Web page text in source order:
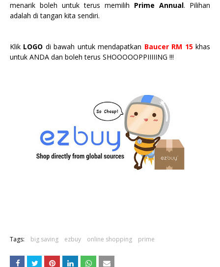
menarik boleh untuk terus memilih Prime Annual. Pilihan
adalah di tangan kita sendiri.
Klik LOGO di bawah untuk mendapatkan Baucer RM 15khas
untuk ANDA dan boleh terus SHOOOOOPPIIIIING !!!
Tags: big saving ezbuy online shopping prime